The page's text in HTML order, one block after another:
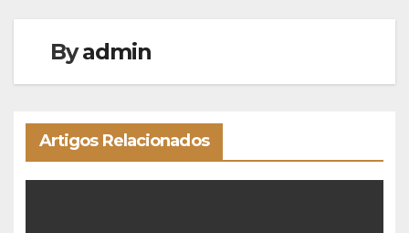
Byadmin
Artigos Relacionados